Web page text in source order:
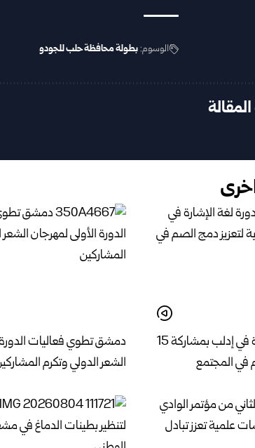
الوسوم:بطولة محافظة حلب للجودو
اختتام دورة لغة الإشارة في إدلب بمشاركة 15
في المجتمع
دمشق تطوي فعاليات الدورة
الشعر الدولي وتكرم